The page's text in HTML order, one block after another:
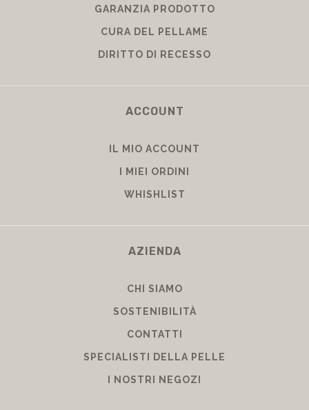
GARANZIA PRODOTTO
CURA DEL PELLAME
DIRITTO DI RECESSO
ACCOUNT
IL MIO ACCOUNT
I MIEI ORDINI
WHISHLIST
AZIENDA
CHI SIAMO
SOSTENIBILITÀ
CONTATTI
SPECIALISTI DELLA PELLE
I NOSTRI NEGOZI